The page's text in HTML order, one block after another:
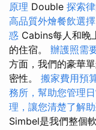
原理 Double 探索
高品質外燴餐飲選擇
惑 Cabins每人和晚
的住宿。 辦護照需
方面，我們的豪華
密性。 搬家費用預
務所，幫助您管理
理，讓您清楚了解
Simbel是我們整個